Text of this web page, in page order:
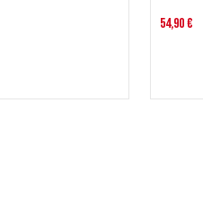
54,90 €